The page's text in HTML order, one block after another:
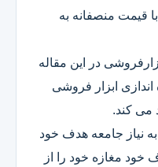
قیمت منصفانه به
در این مقاله
ابزار فروشی
می کند.
نیاز جامعه هدف خود
مغازه خود را از